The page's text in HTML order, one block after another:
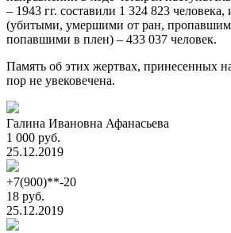
– 1943 гг. составили 1 324 823 человека,
(убитыми, умершими от ран,
попавшими в плен) – 433 037 человек.
Память об этих жертвах, принесенных
пор не увековечена.
Галина Ивановна Афанасьева
1 000 руб.
25.12.2019
+7(900)**-20
18 руб.
25.12.2019